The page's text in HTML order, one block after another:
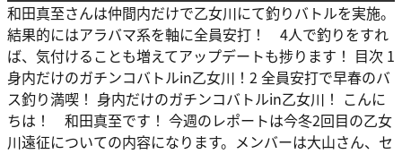
和田真至さんは仲間内だけで乙女川にて釣りバトルを実施。
結果的にはアラバマ系を軸に全員安打！ 4人で釣りをすれ
ば、気付けることも増えてアップデートも捗ります！ 目次 1
身内だけのガチンコバトルin乙女川！2 全員安打で早春のバ
ス釣り満喫！ 身内だけのガチンコバトルin乙女川！ こんに
ちは！ 和田真至です！ 今週のレポートは今冬2回目の乙女
川遠征についての内容になります。メンバーは大山さん、セ